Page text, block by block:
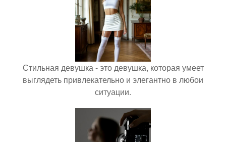
Стильная девушка - это девушка, которая умеет
выглядеть привлекательно и элегантно в любои
ситуации.